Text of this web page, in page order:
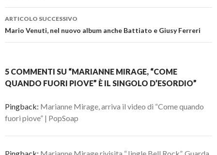
ARTICOLO SUCCESSIVO
Mario Venuti, nel nuovo album anche Battiato e Giusy Ferreri
5 COMMENTI SU “MARIANNE MIRAGE, “COME
QUANDO FUORI PIOVE” È IL SINGOLO D’ESORDIO”
Pingback: Marianne Mirage, arriva il video di “Come quando
fuori piove” | PopSoap
Pingback: Marianne Mirage rivisita “Jingle Bell Rock”. Guarda